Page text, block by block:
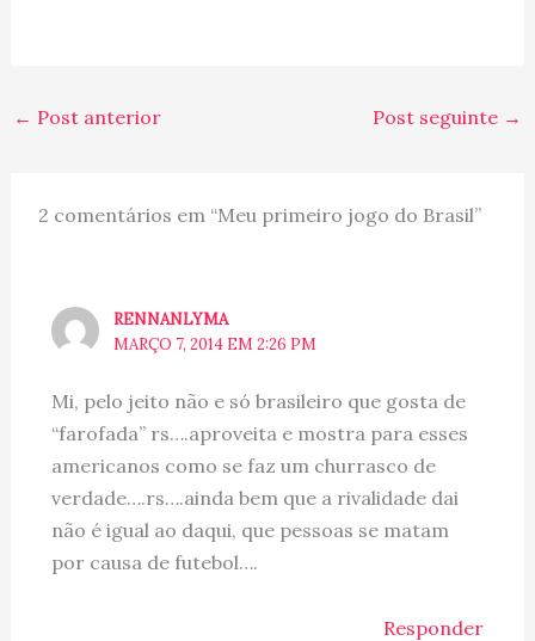
← Post anterior Post seguinte →
2 comentários em “Meu primeiro jogo do Brasil”
RENNANLYMA
MARÇO 7, 2014 EM 2:26 PM
Mi, pelo jeito não e só brasileiro que gosta de
“farofada” rs….aproveita e mostra para esses
americanos como se faz um churrasco de
verdade….rs….ainda bem que a rivalidade dai
não é igual ao daqui, que pessoas se matam
por causa de futebol….
Responder